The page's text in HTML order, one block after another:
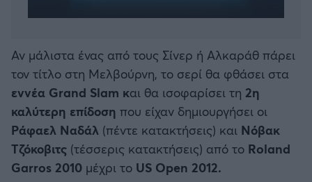
Αν μάλιστα ένας από τους Σίνερ ή Αλκαράθ πάρει
τον τίτλο στη Μελβούρνη, το σερί θα φθάσει στα
εννέα Grand Slam και θα ισοφαρίσει τη 2η
καλύτερη επίδοση που είχαν δημιουργήσει οι
Ράφαελ Ναδάλ (πέντε κατακτήσεις) και Νόβακ
Τζόκοβιτς (τέσσερις κατακτήσεις) από το Roland
Garros 2010 μέχρι το US Open 2012.